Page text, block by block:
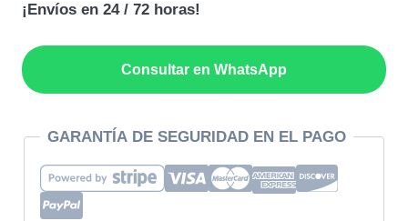
85°C
¡Envíos en 24 / 72 horas!
Consultar en WhatsApp
GARANTÍA DE SEGURIDAD EN EL PAGO